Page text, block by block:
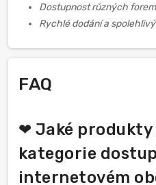
Dostupnost různých
Rychlé dodání a
FAQ
❤ Jaké produkty
kategorie
internetovém